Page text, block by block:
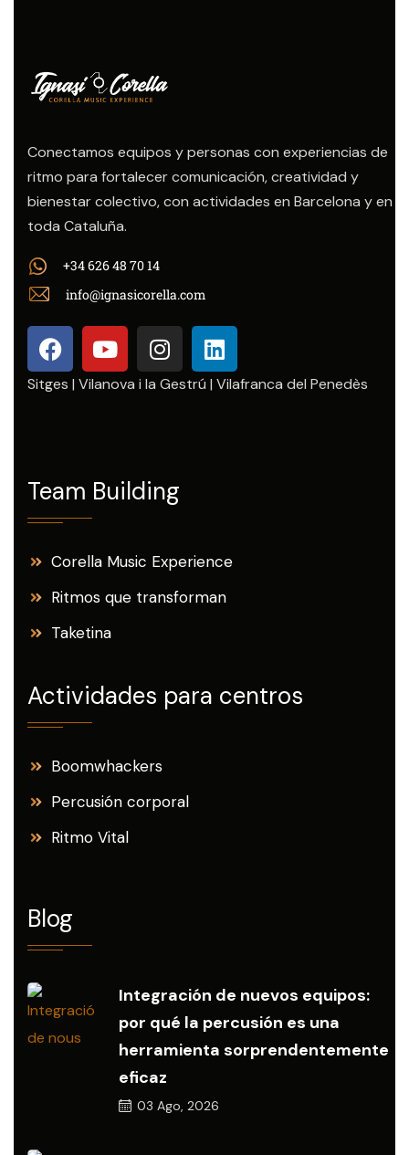
Conectamos equipos y personas con experiencias de
ritmo para fortalecer comunicación, creatividad y
bienestar colectivo, con actividades en Barcelona y en
toda Cataluña.
+34 626 48 70 14
info@ignasicorella.com
Sitges | Vilanova i la Gestrú | Vilafranca del Penedès
Team Building
Corella Music Experience
Ritmos que transforman
Taketina
Actividades para centros
Boomwhackers
Percusión corporal
Ritmo Vital
Blog
Integración de nuevos equipos:
por qué la percusión es una
herramienta sorprendentemente
eficaz
03 Ago, 2026